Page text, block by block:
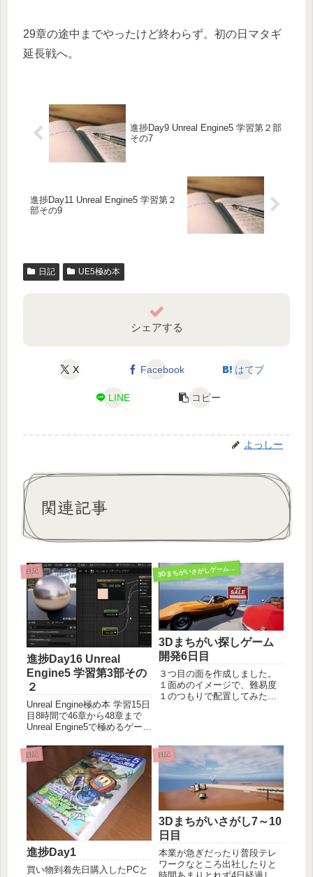
29章の途中までやったけど終わらず。初の日マタギ
延長戦へ。
進捗Day9 Unreal Engine5 学習第２部
その7
進捗Day11 Unreal Engine5 学習第２
部その9
日記 UE5極め本
シェアする
X Facebook はてブ
LINE コピー
よっしー
関連記事
日記
進捗Day16 Unreal
Engine5 学習第3部その
２
Unreal Engine極め本 学習15日
目8時間で46章から48章まで
Unreal Engine5で極めるゲーム
ル入門この段階まで来て、ま
だ入門とは先が遠いｗ金属の
質感、光る玉など。金属っぽ
い色を公式が表...
3
Dまちがいさがしゲーム開発
3Dまちがい探しゲーム
開発6日目
３つ目の面を作成しました。
１面めのイメージで、難易度
１のつもりで配置してみたけ
てくる公式のチュートリア
ル？よりも、極め本P454のや
り方...
日記
進捗Day1
買い物到着先日購入したPCと
日記
3Dまちがいさがし7～10
日目
本業が急ぎだったり普段テレ
ワークなところ出社したりと